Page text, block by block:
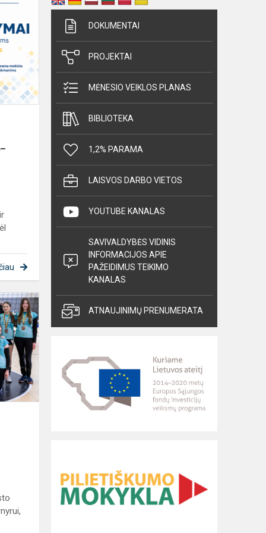
priimami
prašymai
socialinės
paramos
Bronzinis
finišas:
Užupio
gimnazijos
tinklininkės
iškovojo...
DOKUMENTAI
PROJEKTAI
MĖNESIO VEIKLOS PLANAS
BIBLIOTEKA
1,2% PARAMA
LAISVOS DARBO VIETOS
YOUTUBE KANALAS
SAVIVALDYBĖS VIDINIS
INFORMACIJOS APIE
PAŽEIDIMUS TEIKIMO
KANALAS
ATNAUJINIMŲ PRENUMERATA